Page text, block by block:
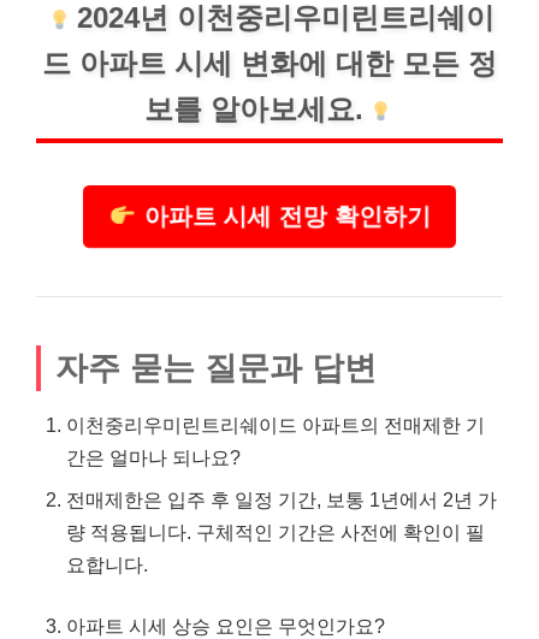
2024년 이천중리우미린트리쉐이
드 아파트 시세 변화에 대한 모든 정
보를 알아보세요.
아파트 시세 전망 확인하기
자주 묻는 질문과 답변
이천중리우미린트리쉐이드 아파트의 전매제한 기
간은 얼마나 되나요?
전매제한은 입주 후 일정 기간, 보통 1년에서 2년 가
량 적용됩니다. 구체적인 기간은 사전에 확인이 필
요합니다.
아파트 시세 상승 요인은 무엇인가요?